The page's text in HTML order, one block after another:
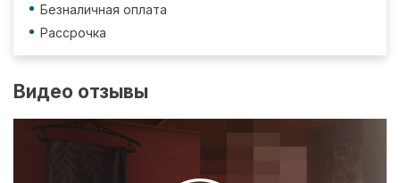
Безналичная оплата
Рассрочка
Видео отзывы